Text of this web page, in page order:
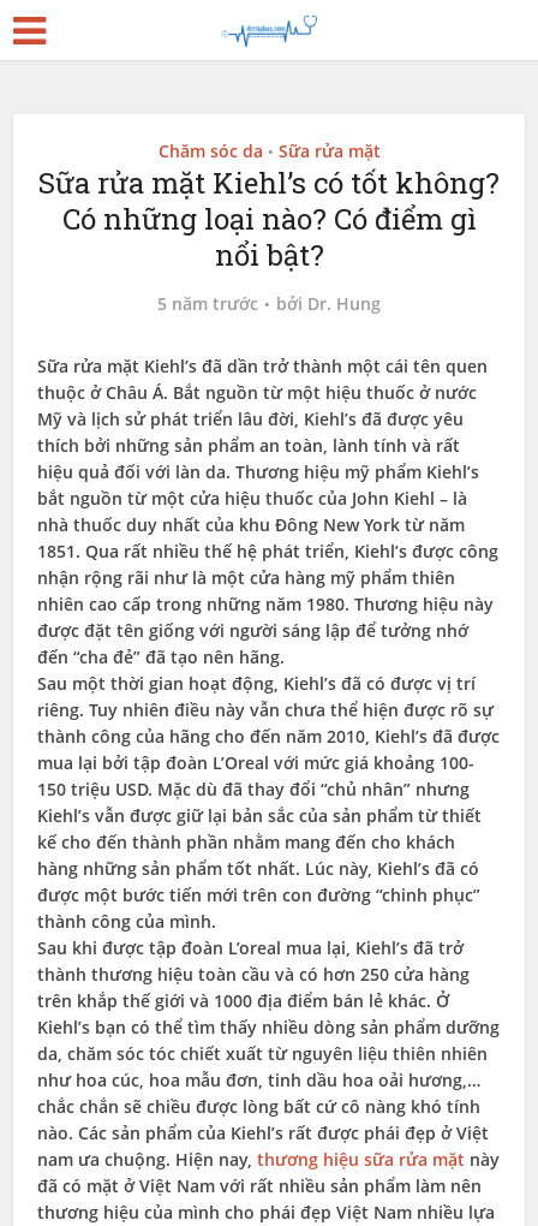
Chăm sóc da • Sữa rửa mặt
Sữa rửa mặt Kiehl’s có tốt không?
Có những loại nào? Có điểm gì
nổi bật?
5 năm trước bởi Dr. Hung
Sữa rửa mặt Kiehl’s đã dần trở thành một cái tên quen
thuộc ở Châu Á. Bắt nguồn từ một hiệu thuốc ở nước
Mỹ và lịch sử phát triển lâu đời, Kiehl’s đã được yêu
thích bởi những sản phẩm an toàn, lành tính và rất
hiệu quả đối với làn da. Thương hiệu mỹ phẩm Kiehl’s
bắt nguồn từ một cửa hiệu thuốc của John Kiehl – là
nhà thuốc duy nhất của khu Đông New York từ năm
1851. Qua rất nhiều thế hệ phát triển, Kiehl’s được công
nhận rộng rãi như là một cửa hàng mỹ phẩm thiên
nhiên cao cấp trong những năm 1980. Thương hiệu này
được đặt tên giống với người sáng lập để tưởng nhớ
đến “cha đẻ” đã tạo nên hãng.
Sau một thời gian hoạt động, Kiehl’s đã có được vị trí
riêng. Tuy nhiên điều này vẫn chưa thể hiện được rõ sự
thành công của hãng cho đến năm 2010, Kiehl’s đã được
mua lại bởi tập đoàn L’Oreal với mức giá khoảng 100-
150 triệu USD. Mặc dù đã thay đổi “chủ nhân” nhưng
Kiehl’s vẫn được giữ lại bản sắc của sản phẩm từ thiết
kế cho đến thành phần nhằm mang đến cho khách
hàng những sản phẩm tốt nhất. Lúc này, Kiehl’s đã có
được một bước tiến mới trên con đường “chinh phục”
thành công của mình.
Sau khi được tập đoàn L’oreal mua lại, Kiehl’s đã trở
thành thương hiệu toàn cầu và có hơn 250 cửa hàng
trên khắp thế giới và 1000 địa điểm bán lẻ khác. Ở
Kiehl’s bạn có thể tìm thấy nhiều dòng sản phẩm dưỡng
da, chăm sóc tóc chiết xuất từ nguyên liệu thiên nhiên
như hoa cúc, hoa mẫu đơn, tinh dầu hoa oải hương,…
chắc chắn sẽ chiều được lòng bất cứ cô nàng khó tính
nào. Các sản phẩm của Kiehl’s rất được phái đẹp ở Việt
nam ưa chuộng. Hiện nay,thương hiệu sữa rửa mặt này
đã có mặt ở Việt Nam với rất nhiều sản phẩm làm nên
thương hiệu của mình cho phái đẹp Việt Nam nhiều lựa